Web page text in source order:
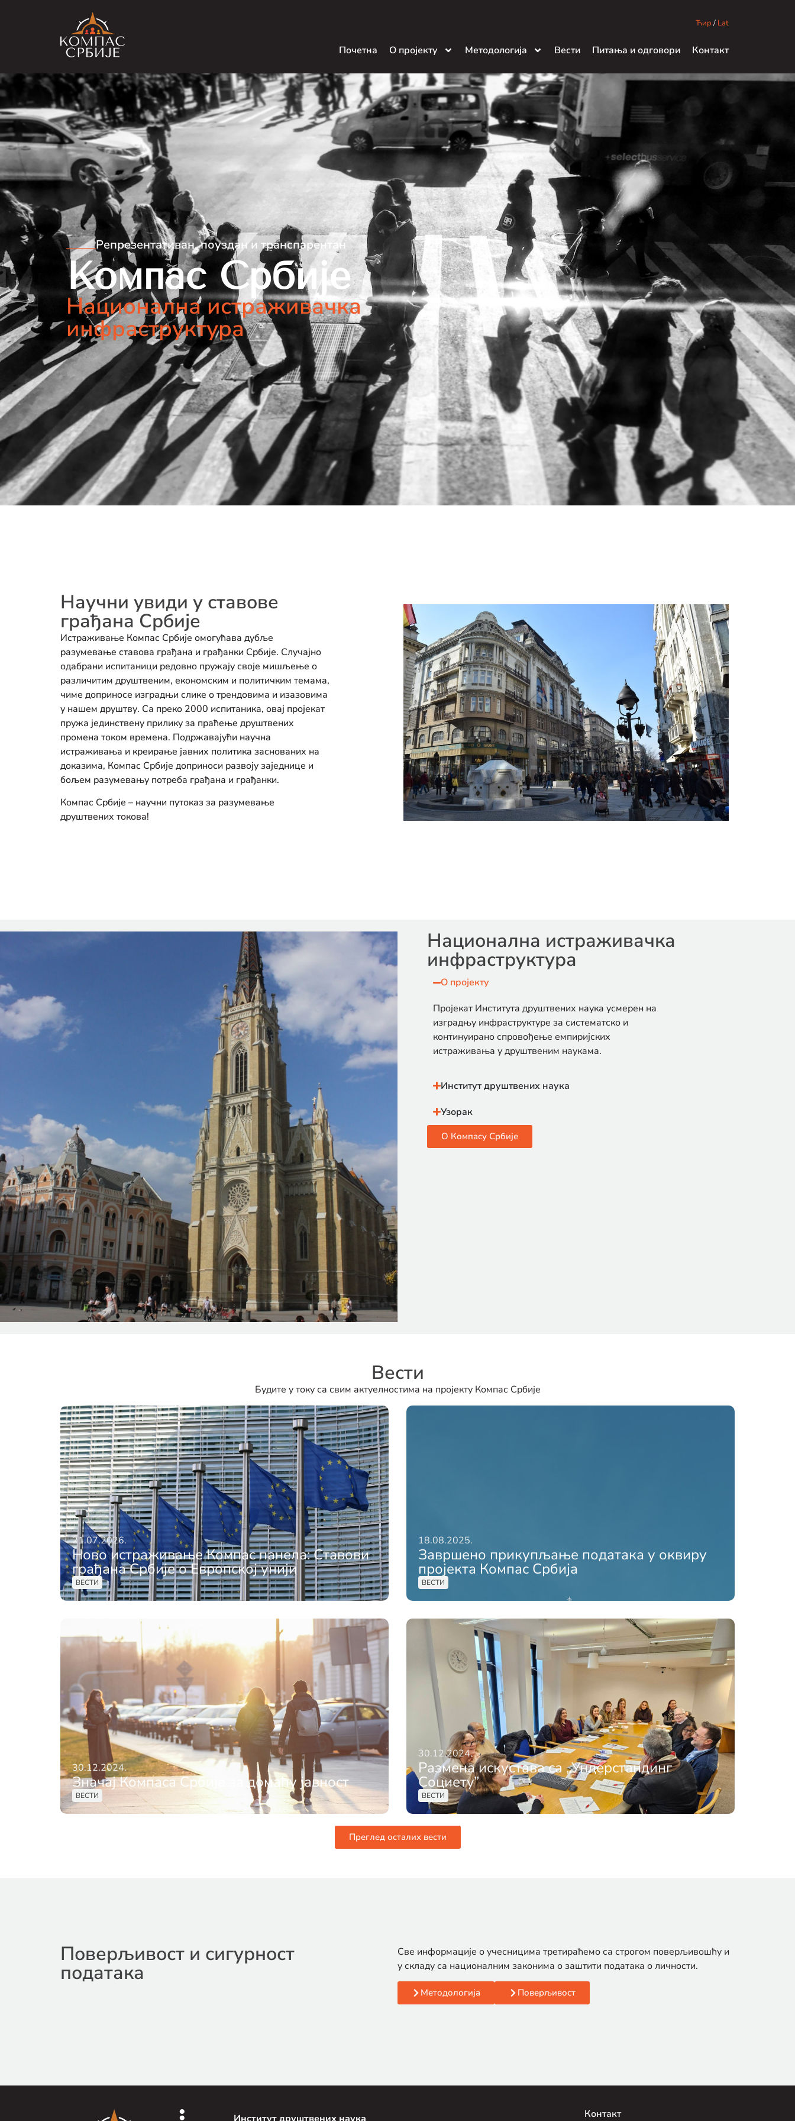
Ћир / Lat
Почетна О пројекту Методологија Вести Питања и одговори Контакт
Репрезентативан, поуздан и транспарентан
Компас Србије
Национална истраживачка
инфраструктура
Научни увиди у ставове
грађана Србије
Истраживање Компас Србије омогућава дубље
разумевање ставова грађана и грађанки Србије. Случајно
одабрани испитаници редовно пружају своје мишљење о
различитим друштвеним, економским и политичким темама,
чиме доприносе изградњи слике о трендовима и изазовима
у нашем друштву. Са преко 2000 испитаника, овај пројекат
пружа јединствену прилику за праћење друштвених
промена током времена. Подржавајући научна
истраживања и креирање јавних политика заснованих на
доказима, Компас Србије доприноси развоју заједнице и
бољем разумевању потреба грађана и грађанки.
Компас Србије – научни путоказ за разумевање
друштвених токова!
Национална истраживачка
инфраструктура
О пројекту
Пројекат Института друштвених наука усмерен на
изградњу инфраструктуре за систематско и
континуирано спровођење емпиријских
истраживања у друштвеним наукама.
Институт друштвених наука
Узорак
О Компасу Србије
Вести
Будите у току са свим актуелностима на пројекту Компас Србије
21.07.2026.
Ново истраживање Компас панела: Ставови
грађана Србије о Европској унији
ВЕСТИ
18.08.2025.
Завршено прикупљање података у оквиру
пројекта Компас Србија
ВЕСТИ
30.12.2024.
Значај Компаса Србије за домаћу јавност
ВЕСТИ
30.12.2024.
Размена искустава са „Ундерстандинг
Социетy”
ВЕСТИ
Преглед осталих вести
Поверљивост и сигурност
података
Све информације о учесницима третираћемо са строгом поверљивошћу и
у складу са националним законима о заштити података о личности.
Методологија Поверљивост
Контакт